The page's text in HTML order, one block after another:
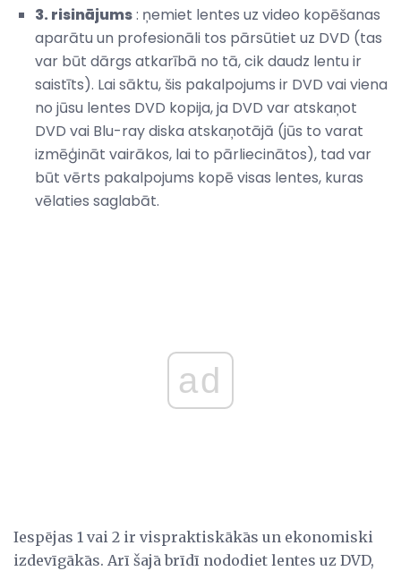
3. risinājums: ņemiet lentes uz video kopēšanas
aparātu un profesionāli tos pārsūtiet uz DVD (tas
var būt dārgs atkarībā no tā, cik daudz lentu ir
saistīts). Lai sāktu, šis pakalpojums ir DVD vai viena
no jūsu lentes DVD kopija, ja DVD var atskaņot
DVD vai Blu-ray diska atskaņotājā (jūs to varat
izmēģināt vairākos, lai to pārliecinātos), tad var
būt vērts pakalpojums kopē visas lentes, kuras
vēlaties saglabāt.
ad
Iespējas 1 vai 2 ir vispraktiskākās un ekonomiski
izdevīgākās. Arī šajā brīdī nododiet lentes uz DVD,